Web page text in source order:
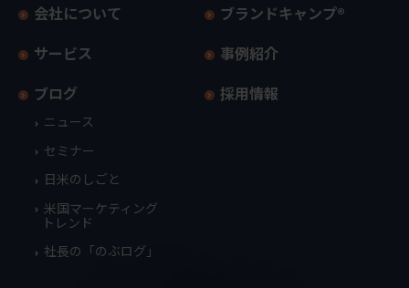
会社について
サービス
ブログ
ニュース
セミナー
日米のしごと
米国マーケティング
トレンド
社長の「のぶログ」
ブランドキャンプ®
事例紹介
採用情報